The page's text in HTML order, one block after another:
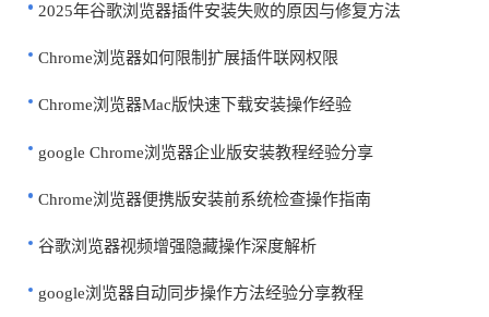
2025年谷歌浏览器插件安装失败的原因与修复方法
Chrome浏览器如何限制扩展插件联网权限
Chrome浏览器Mac版快速下载安装操作经验
google Chrome浏览器企业版安装教程经验分享
Chrome浏览器便携版安装前系统检查操作指南
谷歌浏览器视频增强隐藏操作深度解析
google浏览器自动同步操作方法经验分享教程